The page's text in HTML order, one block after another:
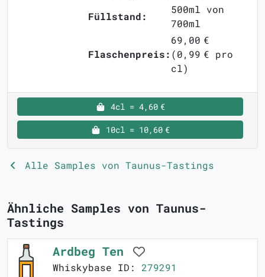
Füllstand:
500ml von
700ml
Flaschenpreis:
69,00 €
(0,99 € pro
cl)
4cl = 4,60 €
10cl = 10,60 €
Alle Samples von Taunus-Tastings
Ähnliche Samples von Taunus-
Tastings
Ardbeg Ten
Whiskybase ID: 279291